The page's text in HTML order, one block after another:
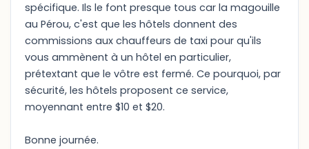
spécifique. Ils le font presque tous car la magouille
au Pérou, c'est que les hôtels donnent des
commissions aux chauffeurs de taxi pour qu'ils
vous ammènent à un hôtel en particulier,
prétextant que le vôtre est fermé. Ce pourquoi, par
sécurité, les hôtels proposent ce service,
moyennant entre $10 et $20.
Bonne journée.